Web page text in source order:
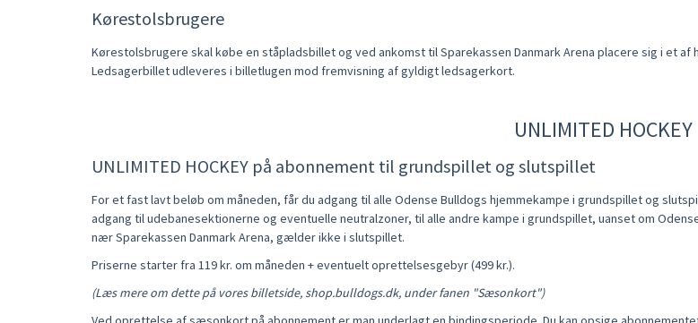
Kørestolsbrugere
Kørestolsbrugere skal købe en ståpladsbillet og ved ankomst til Sparekassen Danmark Arena placere sig i et
Ledsagerbillet udleveres i billetlugen mod fremvisning af gyldigt ledsagerkort.
UNLIMITED HOCKEY
UNLIMITED HOCKEY på abonnement til grundspillet og slutspillet
For et fast lavt beløb om måneden, får du adgang til alle Odense Bulldogs hjemmekampe i grundspillet og
adgang til udebanesektionerne og eventuelle neutralzoner, til alle andre kampe i grundspillet, uanset om
nær Sparekassen Danmark Arena, gælder ikke i slutspillet.
Priserne starter fra 119 kr. om måneden + eventuelt oprettelsesgebyr (499 kr.).
(Læs mere om dette på vores billetside, shop.bulldogs.dk, under fanen "Sæsonkort")